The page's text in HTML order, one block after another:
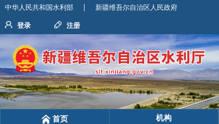
中华人民共和国水利部 新疆维吾尔自治区人民政府
登录 注册
首页 机构